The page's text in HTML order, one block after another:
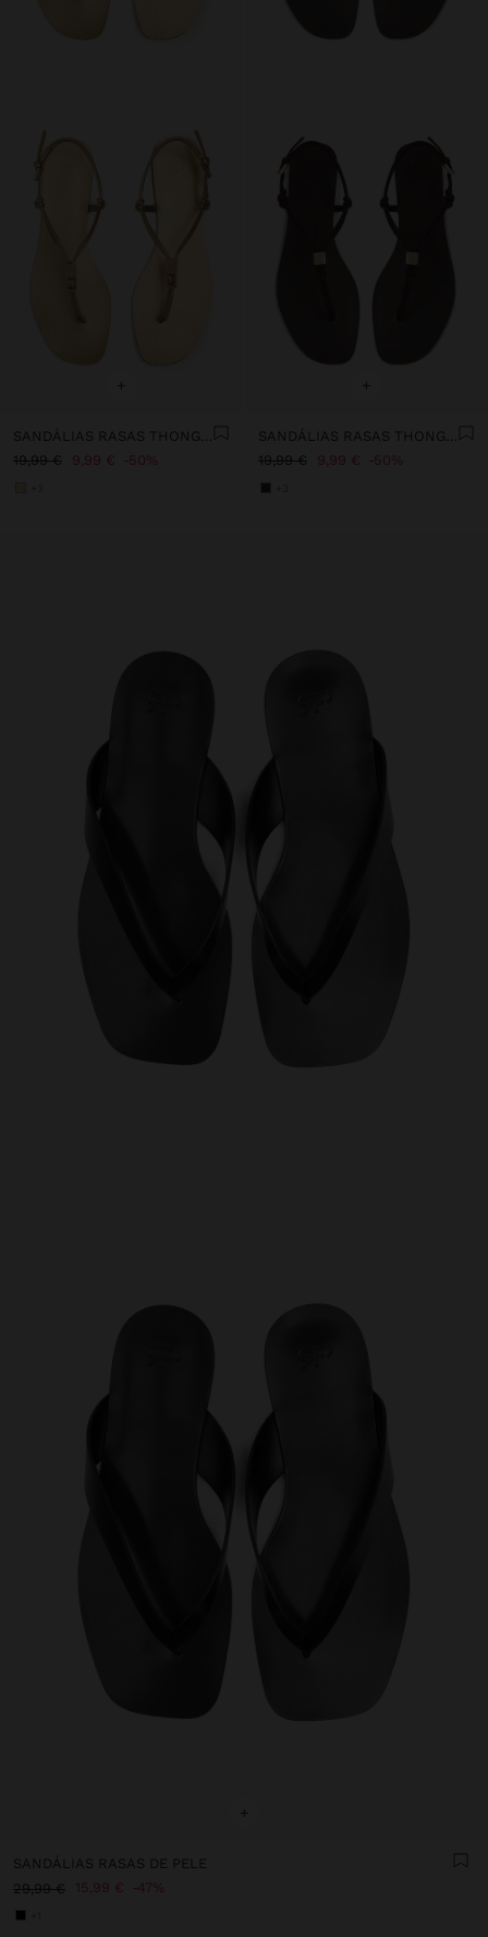
+
19,99 €
9,99 € 50%
+
19,99 €
9,99 € 50%
+
SANDÁLIAS RASAS DE PELE
29,99 €
15,99 € 47%